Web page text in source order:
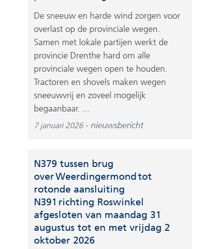
De sneeuw en harde wind zorgen voor
overlast op de provinciale wegen.
Samen met lokale partijen werkt de
provincie Drenthe hard om alle
provinciale wegen open te houden.
Tractoren en shovels maken wegen
sneeuwvrij en zoveel mogelijk
begaanbaar. ...
7 januari 2026 nieuwsbericht
N379 tussen brug
over Weerdingermond tot
rotonde aansluiting
N391 richting Roswinkel
afgesloten van maandag 31
augustus tot en met vrijdag 2
oktober 2026